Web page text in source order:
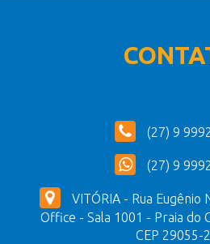
(27) 9
(27) 9
VITÓRIA - Rua Eugênio
Office - Sala 1001 - Praia do
CEP 29055-